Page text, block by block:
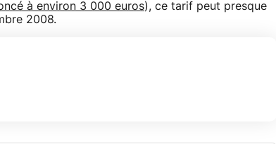
à environ 3 000 euros), ce tarif peut presque
2008.